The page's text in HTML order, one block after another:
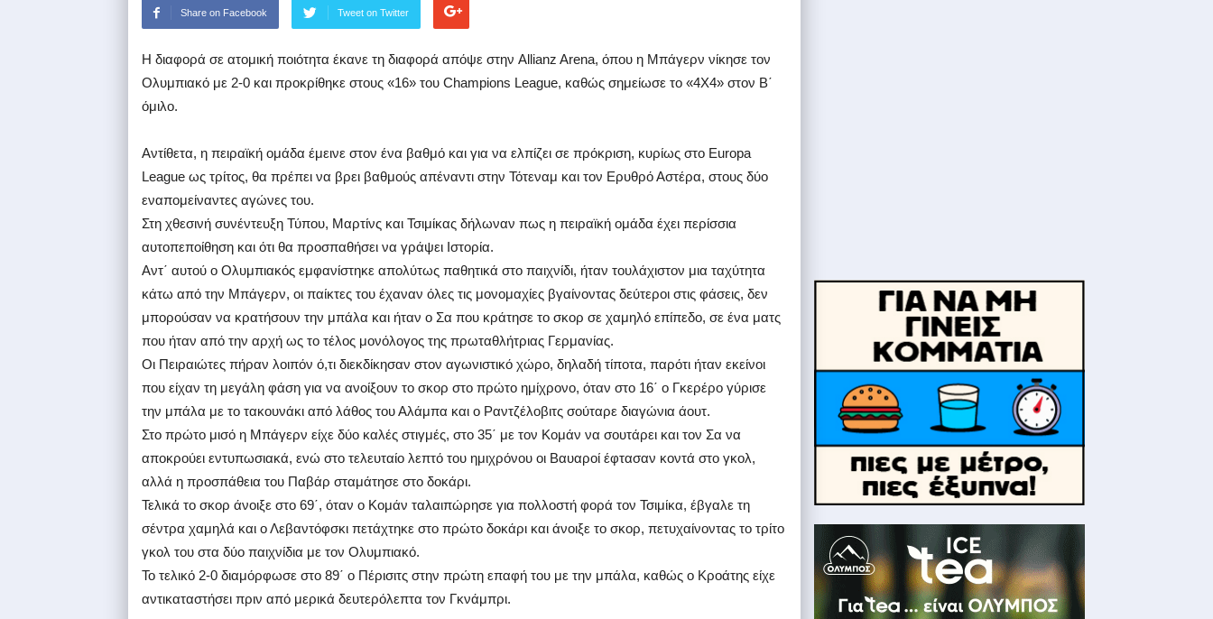
Share on Facebook Tweet on Twitter
Η διαφορά σε ατομική ποιότητα έκανε τη διαφορά απόψε στην Allianz Arena, όπου η Μπάγερν νίκησε τον
Ολυμπιακό με 2-0 και προκρίθηκε στους «16» του Champions League, καθώς σημείωσε το «4Χ4» στον Β΄
όμιλο.
Αντίθετα, η πειραϊκή ομάδα έμεινε στον ένα βαθμό και για να ελπίζει σε πρόκριση, κυρίως στο Europa
League ως τρίτος, θα πρέπει να βρει βαθμούς απέναντι στην Τότεναμ και τον Ερυθρό Αστέρα, στους δύο
εναπομείναντες αγώνες του.
Στη χθεσινή συνέντευξη Τύπου, Μαρτίνς και Τσιμίκας δήλωναν πως η πειραϊκή ομάδα έχει περίσσια
αυτοπεποίθηση και ότι θα προσπαθήσει να γράψει Ιστορία.
Αντ΄ αυτού ο Ολυμπιακός εμφανίστηκε απολύτως παθητικά στο παιχνίδι, ήταν τουλάχιστον μια ταχύτητα
κάτω από την Μπάγερν, οι παίκτες του έχαναν όλες τις μονομαχίες βγαίνοντας δεύτεροι στις φάσεις, δεν
μπορούσαν να κρατήσουν την μπάλα και ήταν ο Σα που κράτησε το σκορ σε χαμηλό επίπεδο, σε ένα ματς
που ήταν από την αρχή ως το τέλος μονόλογος της πρωταθλήτριας Γερμανίας.
Οι Πειραιώτες πήραν λοιπόν ό,τι διεκδίκησαν στον αγωνιστικό χώρο, δηλαδή τίποτα, παρότι ήταν εκείνοι
που είχαν τη μεγάλη φάση για να ανοίξουν το σκορ στο πρώτο ημίχρονο, όταν στο 16΄ ο Γκερέρο γύρισε
την μπάλα με το τακουνάκι από λάθος του Αλάμπα και ο Ραντζέλοβιτς σούταρε διαγώνια άουτ.
Στο πρώτο μισό η Μπάγερν είχε δύο καλές στιγμές, στο 35΄ με τον Κομάν να σουτάρει και τον Σα να
αποκρούει εντυπωσιακά, ενώ στο τελευταίο λεπτό του ημιχρόνου οι Βαυαροί έφτασαν κοντά στο γκολ,
αλλά η προσπάθεια του Παβάρ σταμάτησε στο δοκάρι.
Τελικά το σκορ άνοιξε στο 69΄, όταν ο Κομάν ταλαιπώρησε για πολλοστή φορά τον Τσιμίκα, έβγαλε τη
σέντρα χαμηλά και ο Λεβαντόφσκι πετάχτηκε στο πρώτο δοκάρι και άνοιξε το σκορ, πετυχαίνοντας το τρίτο
γκολ του στα δύο παιχνίδια με τον Ολυμπιακό.
Το τελικό 2-0 διαμόρφωσε στο 89΄ ο Πέρισιτς στην πρώτη επαφή του με την μπάλα, καθώς ο Κροάτης είχε
αντικαταστήσει πριν από μερικά δευτερόλεπτα τον Γκνάμπρι.